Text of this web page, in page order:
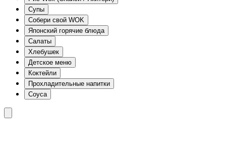
Супы
Собери свой WOK
Японский горячие блюда
Салаты
Хлебушек
Детское меню
Коктейли
Прохладительные напитки
Соуса